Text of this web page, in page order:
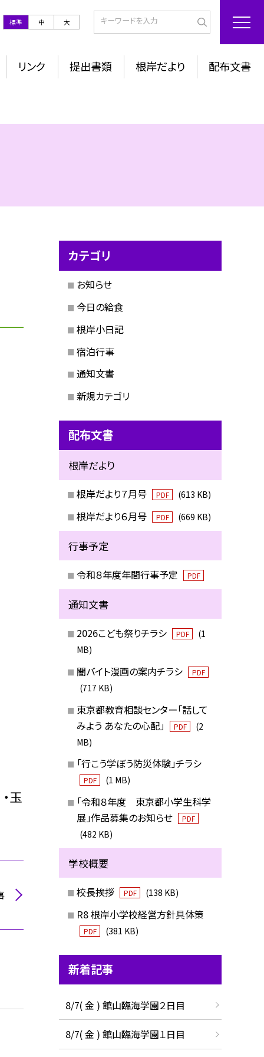
標準 中 大
リンク 提出書類 根岸だより 配布文書
玉
カテゴリ
お知らせ
今日の給食
根岸小日記
宿泊行事
通知文書
新規カテゴリ
配布文書
根岸だより
根岸だより７月号 PDF (613 KB)
根岸だより６月号 PDF (669 KB)
行事予定
令和８年度年間行事予定 PDF
通知文書
2026こども祭りチラシ PDF
(1
MB)
闇バイト漫画の案内チラシ PDF
(717 KB)
東京都教育相談センター「話して
みよう あなたの心配」
PDF
(2
MB)
「行こう学ぼう防災体験」チラシ
PDF (1 MB)
「令和８年度 東京都小学生科学
展」作品募集のお知らせ
PDF
(482 KB)
学校概要
校長挨拶 PDF (138 KB)
R8 根岸小学校経営方針具体策
PDF (381 KB)
新着記事
8/7( 金 ) 館山臨海学園２日目
8/7( 金 ) 館山臨海学園１日目